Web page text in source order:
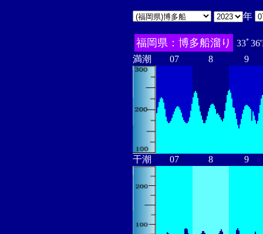
年
福岡県：博多船溜り
33ﾟ
満潮
07 8 9
干潮 07 8 9